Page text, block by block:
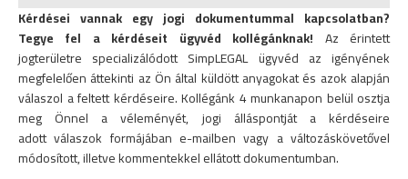
Kérdései vannak egy jogi dokumentummal kapcsolatban?
Tegye fel a kérdéseit ügyvéd kollégánknak! Az érintett
jogterületre specializálódott SimpLEGAL ügyvéd az igényének
megfelelően áttekinti az Ön által küldött anyagokat és azok alapján
válaszol a feltett kérdéseire. Kollégánk 4 munkanapon belül osztja
meg Önnel a véleményét, jogi álláspontját a kérdéseire
adott válaszok formájában e-mailben vagy a változáskövetővel
módosított, illetve kommentekkel ellátott dokumentumban.